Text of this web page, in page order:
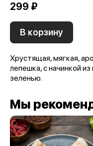
299 ₽
В корзину
Хрустящая, мягкая,
лепешка, с начинкой
зеленью.
Мы